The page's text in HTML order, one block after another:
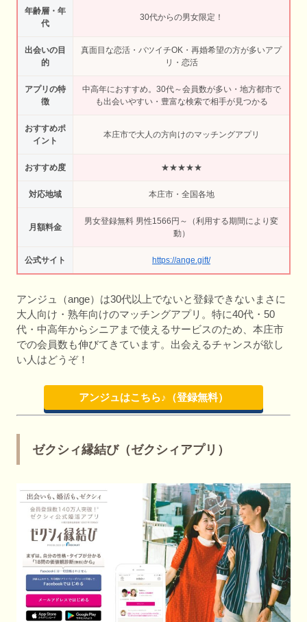
年齢層・年
代
30代からの男女限定！
出会いの目
的
真面目な恋活・バツイチOK・再婚希望の方が多いアプ
リ・恋活
アプリの特
徴
中高年におすすめ。30代～会員数が多い・地方都市で
も出会いやすい・豊富な検索で相手が見つかる
おすすめポ
イント
本庄市で大人の方向けのマッチングアプリ
おすすめ度 ★★★★★
対応地域 本庄市・全国各地
月額料金
男女登録無料 男性1566円～（利用する期間により変
動）
公式サイト https://ange.gift/
アンジュ（ange）は30代以上でないと登録できないまさに
大人向け・熟年向けのマッチングアプリ。特に40代・50
代・中高年からシニアまで使えるサービスのため、本庄市
での会員数も伸びてきています。出会えるチャンスが欲し
い人はどうぞ！
アンジュはこちら♪（登録無料）
ゼクシィ縁結び（ゼクシィアプリ）